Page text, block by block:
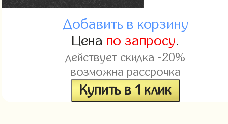
Добавить в корзину
Цена по запросу.
действует скидка -20%
возможна рассрочка
Купить в 1 клик